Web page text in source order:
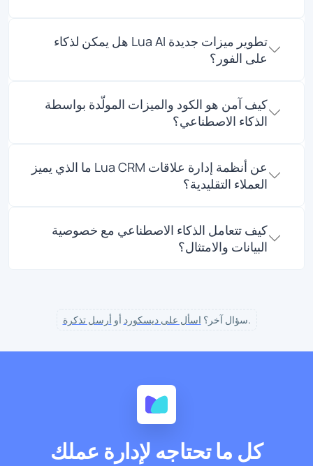
هل يمكن لذكاء Lua AI تطوير ميزات جديدة
على الفور؟
كيف آمن هو الكود والميزات المولّدة بواسطة
الذكاء الاصطناعي؟
ما الذي يميز Lua CRM عن أنظمة إدارة علاقات
العملاء التقليدية؟
كيف تتعامل الذكاء الاصطناعي مع خصوصية
البيانات والامتثال؟
سؤال آخر؟ اسأل على ديسكورد أو أرسل تذكرة .
كل ما تحتاجه لإدارة عملك